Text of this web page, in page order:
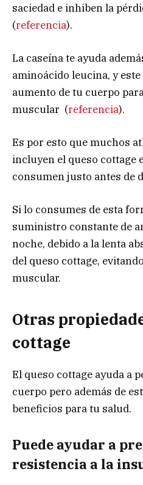
saciedad e inhiben la
(referencia).
La caseína te ayuda
aminoácido leucina, y
aumento de tu cuerpo
muscular (referencia).
Es por esto que muchos
incluyen el queso cottage
consumen justo antes de
Si lo consumes de esta
suministro constante de
noche, debido a la lenta
del queso cottage,
muscular.
Otras
cottage
El queso cottage ayuda a
cuerpo pero además de
beneficios para tu salud.
Puede ayudar a
resistencia a la